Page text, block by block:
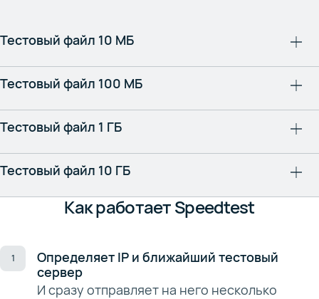
Тестовый файл 10 МБ
Тестовый файл 100 МБ
Тестовый файл 1 ГБ
Тестовый файл 10 ГБ
Как работает Speedtest
Определяет IP и ближайший тестовый
сервер
И сразу отправляет на него несколько